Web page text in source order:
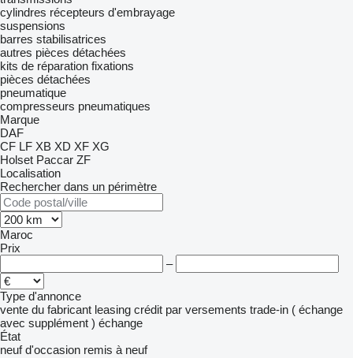
cylindres récepteurs d'embrayage
suspensions
barres stabilisatrices
autres pièces détachées
kits de réparation fixations
pièces détachées
pneumatique
compresseurs pneumatiques
Marque
DAF
CF LF XB XD XF XG
Holset Paccar ZF
Localisation
Rechercher dans un périmètre
Maroc
Prix
–
Type d'annonce
vente du fabricant leasing crédit par versements trade-in ( échange
avec supplément ) échange
État
neuf d'occasion remis à neuf